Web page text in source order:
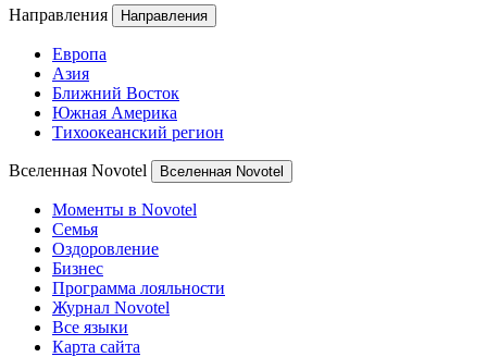
Направления Направления
Европа
Азия
Ближний Восток
Южная Америка
Тихоокеанский регион
Вселенная Novotel Вселенная Novotel
Моменты в Novotel
Семья
Оздоровление
Бизнес
Программа лояльности
Журнал Novotel
Все языки
Карта сайта